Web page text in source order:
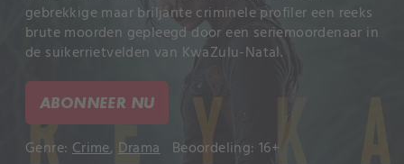
gebrekkige maar briljante criminele profiler een reeks
brute moorden gepleegd door een seriemoordenaar in
de suikerrietvelden van KwaZulu-Natal.
ABONNEER NU
Genre: Crime, Drama Beoordeling: 16+